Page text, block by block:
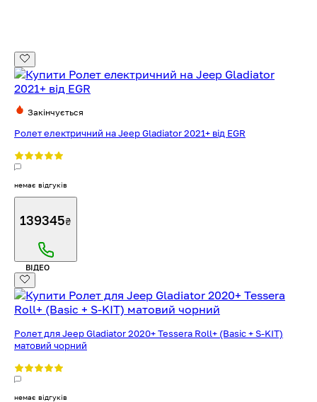
Закінчується
Ролет електричний на Jeep Gladiator 2021+ від EGR
немає відгуків
139345₴
ВІДЕО
Ролет для Jeep Gladiator 2020+ Tessera Roll+ (Basic + S-KIT)
матовий чорний
немає відгуків